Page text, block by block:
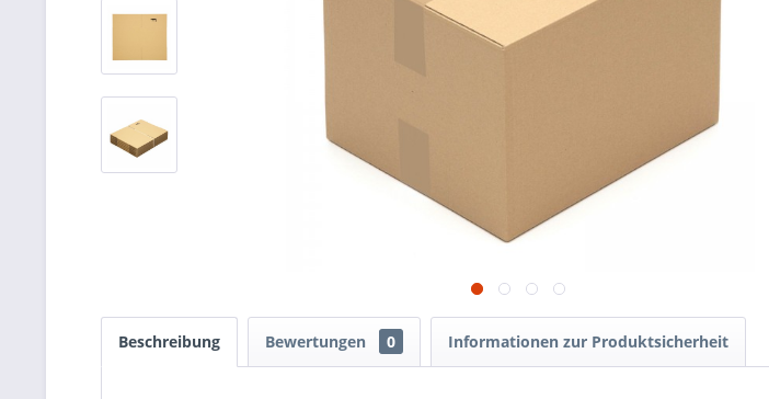
Beschreibung Bewertungen 0 Informationen zur Produktsicherheit